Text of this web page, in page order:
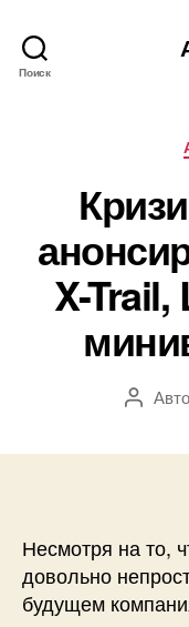
Поиск
X-
Автор
Несмотря на то,
довольно
будущем